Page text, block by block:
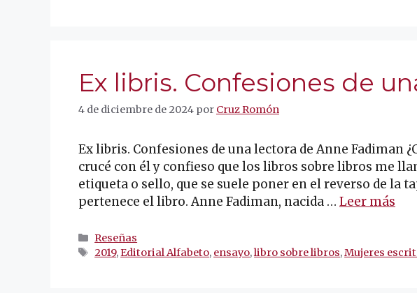
Ex libris. Confesiones de
4 de diciembre de 2024 por Cruz Romón
Ex libris. Confesiones de una lectora de Anne Fadiman
crucé con él y confieso que los libros sobre libros me
etiqueta o sello, que se suele poner en el reverso de la
pertenece el libro. Anne Fadiman, nacida … Leer más
Categorías
Reseñas
Etiquetas
2019,Editorial Alfabeto, ensayo,libro sobre libros,Mujeres